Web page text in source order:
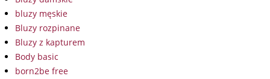
bluzy męskie
Bluzy rozpinane
Bluzy z kapturem
Body basic
born2be free